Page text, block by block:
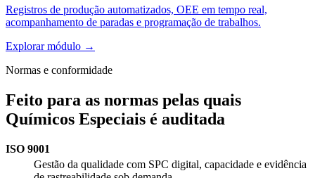
Registros de produção automatizados, OEE em tempo real,
acompanhamento de paradas e programação de trabalhos.
Explorar módulo →
Normas e conformidade
Feito para as normas pelas quais
Químicos Especiais é auditada
ISO 9001
Gestão da qualidade com SPC digital, capacidade e evidência